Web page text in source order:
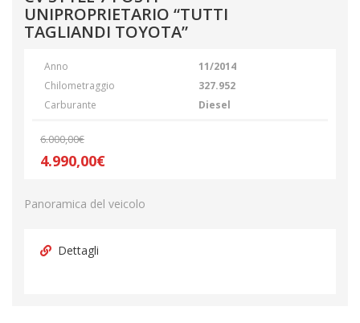
UNIPROPRIETARIO “TUTTI
TAGLIANDI TOYOTA”
Anno
11/2014
Chilometraggio
327.952
Carburante
Diesel
6.000,00€
4.990,00€
Panoramica del veicolo
Dettagli